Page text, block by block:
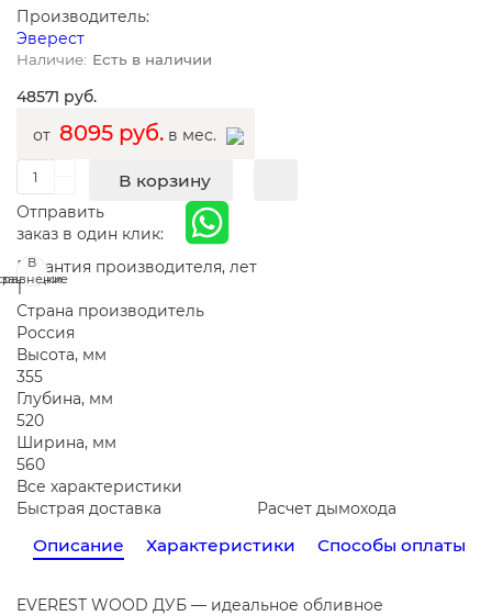
Производитель:
Эверест
Есть в наличии
48571 руб.
от 8095 руб. в мес.
В корзину
Отправить
заказ в один клик:
В
закладки
В
Гарантия производителя, лет
1
Страна производитель
Россия
Высота, мм
355
Глубина, мм
520
Ширина, мм
560
Все характеристики
Быстрая доставка
Расчет дымохода
Описание Характеристики Способы оплаты
EVEREST WOOD ДУБ — идеальное обливное